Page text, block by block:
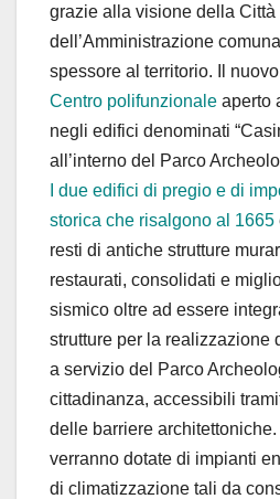
grazie alla visione della
dell’Amministrazione
spessore al territorio. Il
Centro polifunzionale aperto
negli edifici denominati
all’interno del Parco
I due edifici di pregio e di
storica che risalgono al 1665
resti di antiche strutture
restaurati, consolidati e
sismico oltre ad essere
strutture per la realizzazione
a servizio del Parco
cittadinanza, accessibili
delle barriere
verranno dotate di impianti
di climatizzazione tali da